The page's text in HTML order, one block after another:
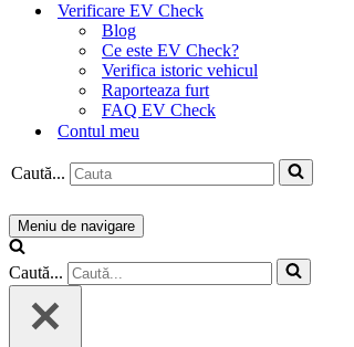
Verificare EV Check
Blog
Ce este EV Check?
Verifica istoric vehicul
Raporteaza furt
FAQ EV Check
Contul meu
Caută...
Meniu de navigare
Caută...